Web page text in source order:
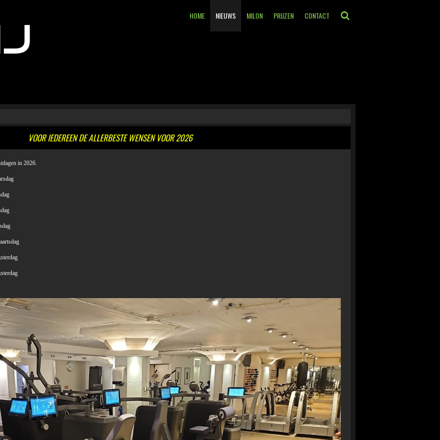
HOME NIEUWS MILON PRIJZEN CONTACT
VOOR IEDEREEN DE ALLERBESTE WENSEN VOOR 2026
in 2026.